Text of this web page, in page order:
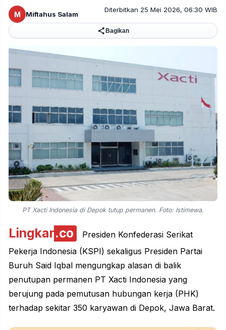
M Miftahus Salam
Diterbitkan 25 Mei 2026, 06:30 WIB
Bagikan
PT Xacti Indonesia di Depok tutup permanen. Foto: Istimewa.
Lingkar.co
Presiden Konfederasi Serikat
Pekerja Indonesia (KSPI) sekaligus Presiden Partai
Buruh Said Iqbal mengungkap alasan di balik
penutupan permanen PT Xacti Indonesia yang
berujung pada pemutusan hubungan kerja (PHK)
terhadap sekitar 350 karyawan di Depok, Jawa Barat.